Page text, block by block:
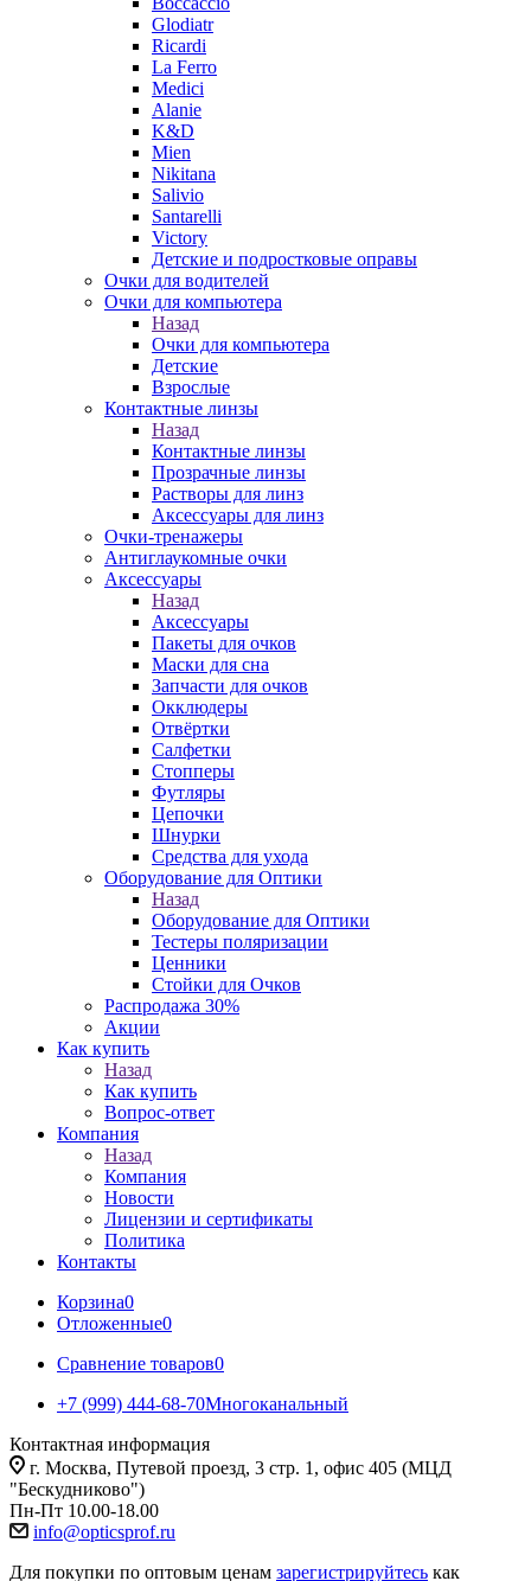
Glodiatr
Ricardi
La Ferro
Medici
Alanie
K&D
Mien
Nikitana
Salivio
Santarelli
Victory
Детские и подростковые оправы
Очки для водителей
Очки для компьютера
Назад
Очки для компьютера
Детские
Взрослые
Контактные линзы
Назад
Контактные линзы
Прозрачные линзы
Растворы для линз
Аксессуары для линз
Очки-тренажеры
Антиглаукомные очки
Аксессуары
Назад
Аксессуары
Пакеты для очков
Маски для сна
Запчасти для очков
Окклюдеры
Отвёртки
Салфетки
Стопперы
Футляры
Цепочки
Шнурки
Средства для ухода
Оборудование для Оптики
Назад
Оборудование для Оптики
Тестеры поляризации
Ценники
Стойки для Очков
Распродажа 30%
Акции
Как купить
Назад
Как купить
Вопрос-ответ
Компания
Назад
Компания
Новости
Лицензии и сертификаты
Политика
Контакты
Корзина0
Отложенные0
Сравнение товаров0
+7 (999) 444-68-70Многоканальный
Контактная информация
г. Москва, Путевой проезд, 3 стр. 1, офис 405 (МЦД
"Бескудниково")
Пн-Пт 10.00-18.00
info@opticsprof.ru
Для покупки по оптовым ценам зарегистрируйтесь как